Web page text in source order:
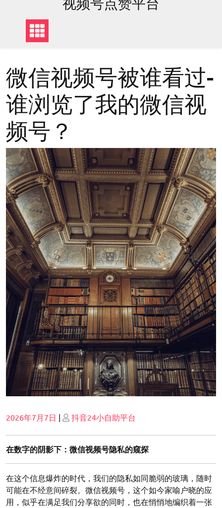
微信视频号被谁看过-
谁浏览了我的微信视
频号？
Posted
2026年7月7日 | Posted
抖音24小自助平台
在数字的阴影下：微信视频号隐私的窥探
在这个信息爆炸的时代，我们的隐私如同脆弱的玻璃，随时
可能在不经意间碎裂。微信视频号，这个如今家喻户晓的应
用，似乎在满足我们分享欲的同时，也在悄悄地编织着一张